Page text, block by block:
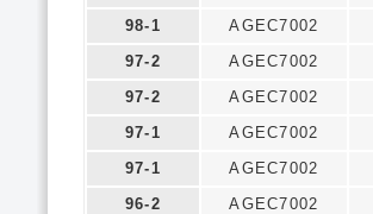
98-1
AGEC7002
97-2
AGEC7002
97-2
AGEC7002
97-1
AGEC7002
97-1
AGEC7002
96-2
AGEC7002